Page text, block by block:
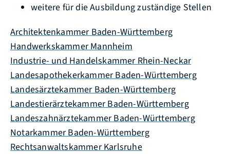
weitere für die Ausbildung zuständige Stellen
Architektenkammer Baden-Württemberg
Handwerkskammer Mannheim
Industrie- und Handelskammer Rhein-Neckar
Landesapothekerkammer Baden-Württemberg
Landesärztekammer Baden-Württemberg
Landestierärztekammer Baden-Württemberg
Landeszahnärztekammer Baden-Württemberg
Notarkammer Baden-Württemberg
Rechtsanwaltskammer Karlsruhe